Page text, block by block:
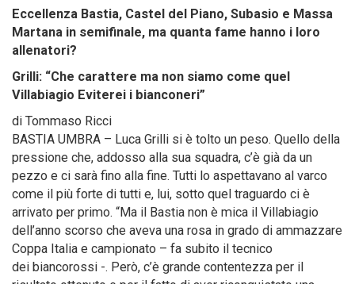
Eccellenza Bastia, Castel del Piano, Subasio e Massa
Martana in semifinale, ma quanta fame hanno i loro
allenatori?
Grilli: “Che carattere ma non siamo come quel
Villabiagio Eviterei i bianconeri”
di Tommaso Ricci
BASTIA UMBRA – Luca Grilli si è tolto un peso. Quello della
pressione che, addosso alla sua squadra, c’è già da un
pezzo e ci sarà fino alla fine. Tutti lo aspettavano al varco
come il più forte di tutti e, lui, sotto quel traguardo ci è
arrivato per primo. “Ma il Bastia non è mica il Villabiagio
dell’anno scorso che aveva una rosa in grado di ammazzare
Coppa Italia e campionato – fa subito il tecnico
dei biancorossi -. Però, c’è grande contentezza per il